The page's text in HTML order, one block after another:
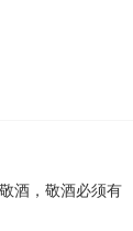
酒，敬酒必须有